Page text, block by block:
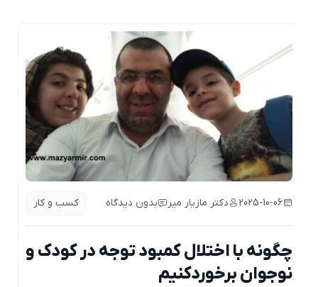
2025-10-06 دکتر مازیار میر بدون دیدگاه کسب و کار
چگونه با اختلال کمبود توجه در کودک و
نوجوان برخوردکنیم